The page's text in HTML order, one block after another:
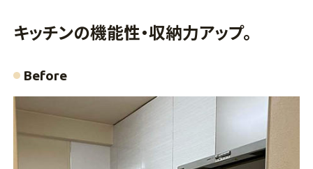
キッチンの機能性・収納力アップ。
Before